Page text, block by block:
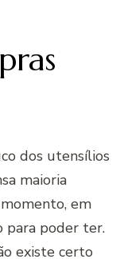
dos utensílios
maioria
em
para poder ter.
existe certo